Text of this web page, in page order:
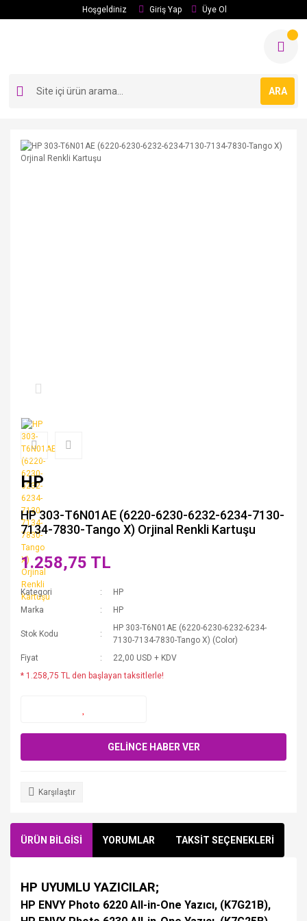
Hoşgeldiniz Giriş Yap Üye Ol
ARA
HP
HP 303-T6N01AE (6220-6230-6232-6234-7130-
7134-7830-Tango X) Orjinal Renkli Kartuşu
1.258,75 TL
Kategori
HP
Marka
HP
Stok Kodu
HP 303-T6N01AE (6220-6230-6232-6234-
7130-7134-7830-Tango X) (Color)
Fiyat
22,00 USD + KDV
* 1.258,75 TL den başlayan taksitlerle!
GELİNCE HABER VER
Karşılaştır
ÜRÜN BİLGİSİ YORUMLAR TAKSİT SEÇENEKLERİ
HP UYUMLU YAZICILAR;
HP ENVY Photo 6220 All-in-One Yazıcı, (K7G21B),